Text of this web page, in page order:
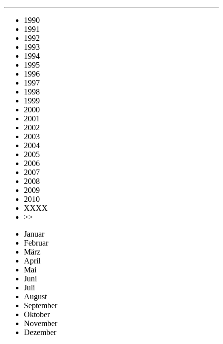
1990
1991
1992
1993
1994
1995
1996
1997
1998
1999
2000
2001
2002
2003
2004
2005
2006
2007
2008
2009
2010
XXXX
>>
Januar
Februar
März
April
Mai
Juni
Juli
August
September
Oktober
November
Dezember